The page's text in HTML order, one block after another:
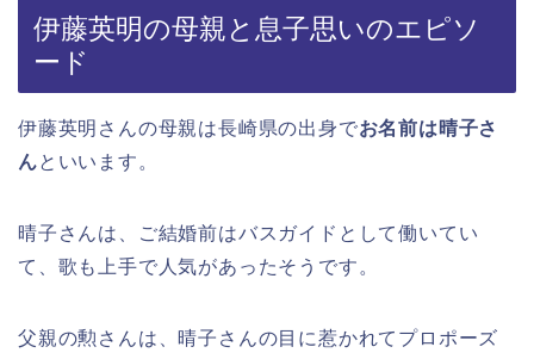
伊藤英明の母親と息子思いのエピソ
ード
伊藤英明さんの母親は長崎県の出身でお名前は晴子さ
んといいます。
晴子さんは、ご結婚前はバスガイドとして働いてい
て、歌も上手で人気があったそうです。
父親の勲さんは、晴子さんの目に惹かれてプロポーズ